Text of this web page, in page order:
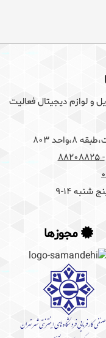
و لوازم دیجیتال فعالیت
803
- 88208825
مجوزها